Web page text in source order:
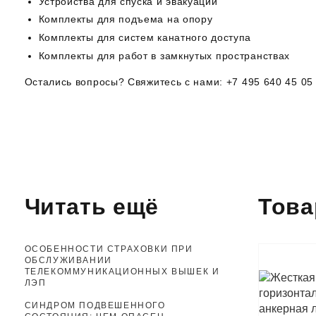
Комплекты для подъема на опору
Комплекты для систем канатного доступа
Комплекты для работ в замкнутых пространствах
Остались вопросы? Свяжитесь с нами: +7 495 640 45 05
Читать ещё
ОСОБЕННОСТИ СТРАХОВКИ ПРИ
ОБСЛУЖИВАНИИ
ТЕЛЕКОММУНИКАЦИОННЫХ ВЫШЕК И
ЛЭП
СИНДРОМ ПОДВЕШЕННОГО